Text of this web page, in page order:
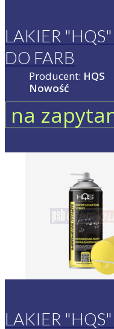
LAKIER
DO FARB
Producent: HQS
Nowość
na
LAKIER